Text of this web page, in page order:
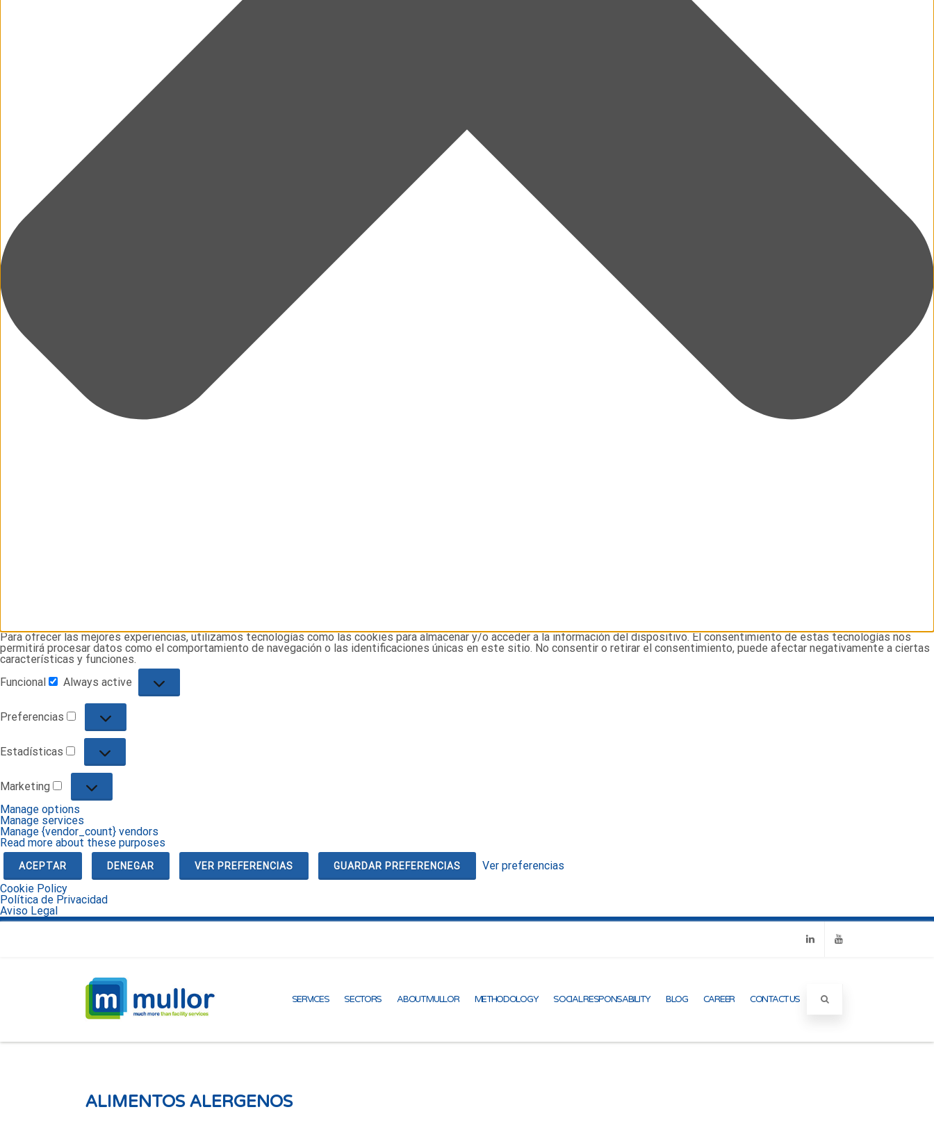
Para ofrecer las mejores experiencias, utilizamos tecnologías como las cookies para almacenar y/o acceder a la información del dispositivo. El consentimiento de estas tecnologías nos
permitirá procesar datos como el comportamiento de navegación o las identificaciones únicas en este sitio. No consentir o retirar el consentimiento, puede afectar negativamente a ciertas
características y funciones.
Funcional
Funcional
Always active
Preferencias
Preferencias
Estadísticas
Estadísticas
Marketing
Marketing
Manage options
Manage services
Manage {vendor_count} vendors
Read more about these purposes
ACEPTAR DENEGAR VER PREFERENCIAS GUARDAR PREFERENCIAS
Ver preferencias
Cookie Policy
Política de Privacidad
Aviso Legal
SERVICES SECTORS ABOUT MULLOR METHODOLOGY SOCIAL RESPONSABILITY BLOG CAREER CONTACT US
ALIMENTOS ALERGENOS